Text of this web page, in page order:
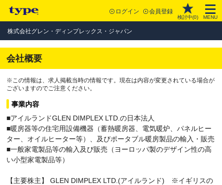
ログイン 会員登録
検討中(0) MENU
株式会社グレン・ディンプレックス・ジャパン
会社概要
※この情報は、求人掲載当時の情報です。現在は内容が変更されている場合が
ございますのでご注意ください。
事業内容
■アイルランドGLEN DIMPLEX LTD.の日本法人
■暖房器等の住宅用設備機器（蓄熱暖房器、電気暖炉、パネルヒー
ター、オイルヒーター等）、及びポータブル暖房製品の輸入・販売
■一般家電製品等の輸入及び販売（ヨーロッパ製のデザイン性の高
い小型家電製品等）
【主要株主】 GLEN DIMPLEX LTD.(アイルランド) ※イギリスの